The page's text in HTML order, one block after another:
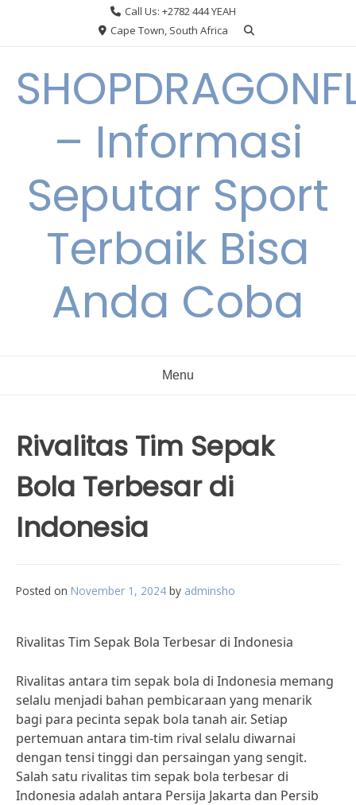
Call Us: +2782 444 YEAH
Cape Town, South Africa
– Informasi
Seputar Sport
Terbaik Bisa
Anda Coba
Menu
Rivalitas Tim Sepak
Bola Terbesar di
Indonesia
Posted on November 1, 2024 by adminsho
Rivalitas Tim Sepak Bola Terbesar di Indonesia
Rivalitas antara tim sepak bola di Indonesia memang
selalu menjadi bahan pembicaraan yang menarik
bagi para pecinta sepak bola tanah air. Setiap
pertemuan antara tim-tim rival selalu diwarnai
dengan tensi tinggi dan persaingan yang sengit.
Salah satu rivalitas tim sepak bola terbesar di
Indonesia adalah antara Persija Jakarta dan Persib